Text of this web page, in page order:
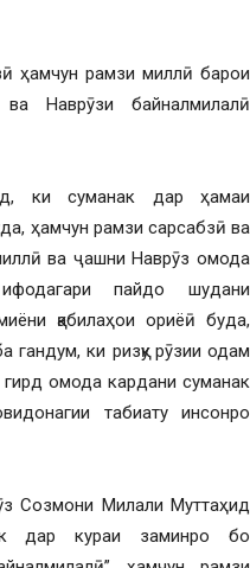
ҳамчун рамзи миллӣ барои
Наврӯзи байналмилалӣ
ки суманак дар ҳамаи
ҳамчун рамзи сарсабзӣ ва
ва ҷашни Наврӯз омода
пайдо шудани
қабилаҳои ориёӣ буда,
гандум, ки ризқу рӯзии одам
омода кардани суманак
табиату инсонро
Созмони Милали Муттаҳид
дар кураи заминро бо